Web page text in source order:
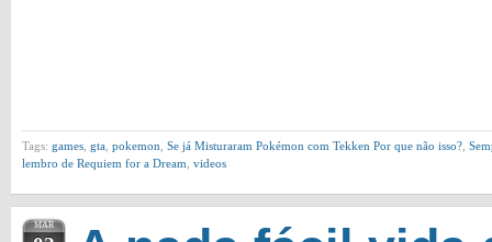
Tags: games gta pokemon Se já Misturaram Pokémon com Tekken Por que não isso?
lembro de Requiem for a Dream videos
MAR